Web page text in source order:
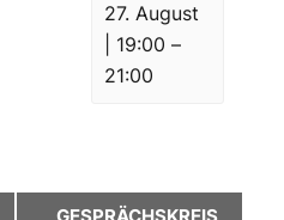
27. August
| 19:00 –
21:00